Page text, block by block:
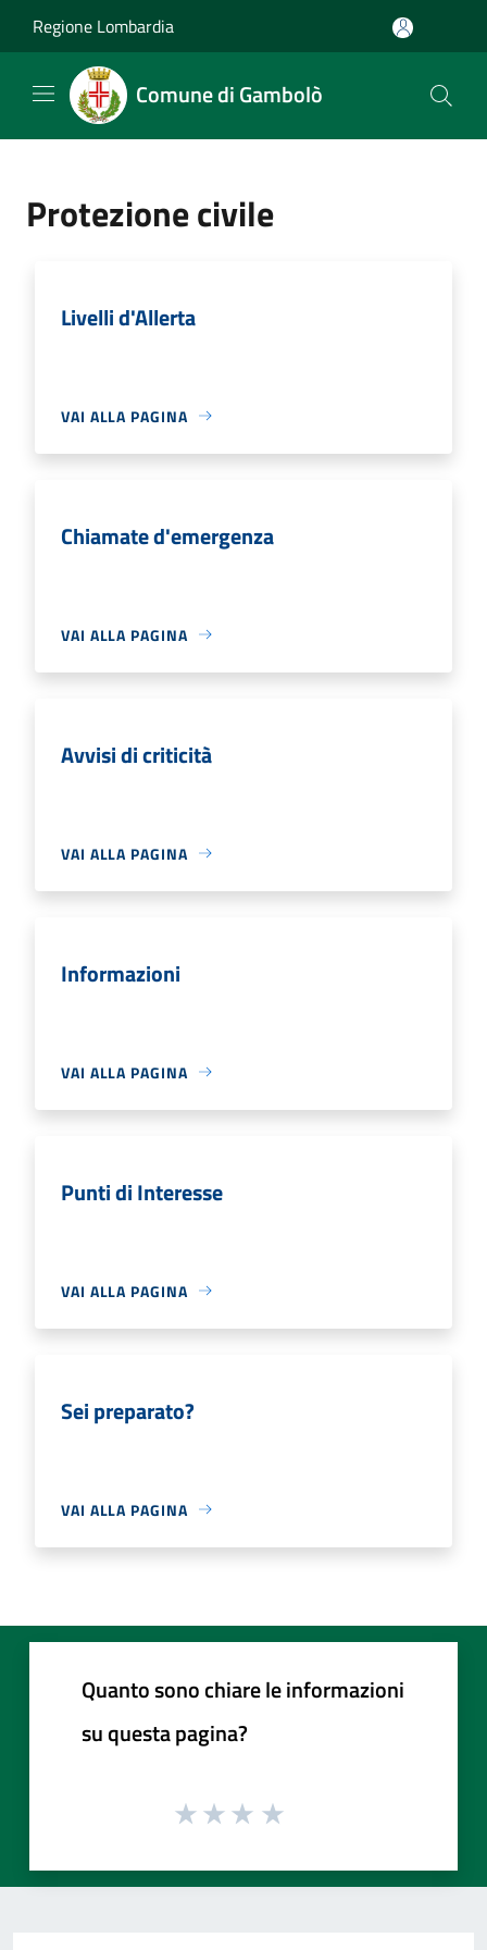
Regione Lombardia
Comune di Gambolò
Protezione civile
Livelli d'Allerta
VAI ALLA PAGINA
Chiamate d'emergenza
VAI ALLA PAGINA
Avvisi di criticità
VAI ALLA PAGINA
Informazioni
VAI ALLA PAGINA
Punti di Interesse
VAI ALLA PAGINA
Sei preparato?
VAI ALLA PAGINA
Quanto sono chiare le informazioni
su questa pagina?